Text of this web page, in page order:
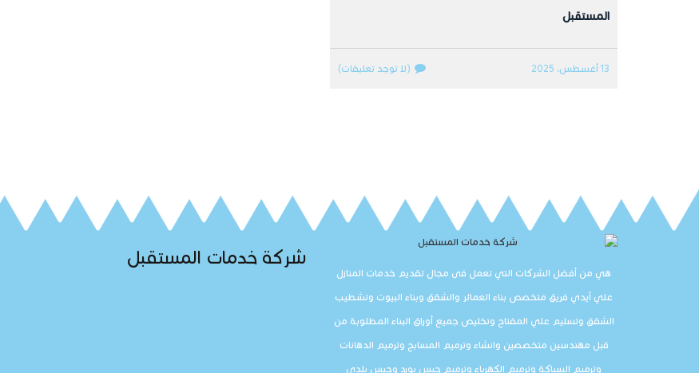
المستقبل
13 أغسطس، 2025 (لا توجد تعليقات)
هي من أفضل الشركات التي تعمل فى مجال تقديم خدمات المنازل
علي أيدي فريق متخصص بناء العمائر والشقق وبناء البيوت وتشطيب
الشقق وتسليم علي المفتاح وتخليص جميع أوراق البناء المطلوبة من
قبل مهندسين متخصصين وانشاء وترميم المسابح وترميم الدهانات
وترميم السباكة وترميم الكهرباء وترميم جبس بورد وجبس بلدي
شركة خدمات المستقبل